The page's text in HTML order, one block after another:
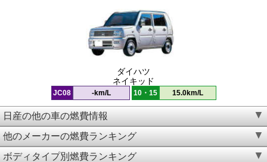
ダイハツ
ネイキッド
JC08 -km/L 10・15 15.0km/L
日産の他の車の燃費情報
他のメーカーの燃費ランキング
ボディタイプ別燃費ランキング